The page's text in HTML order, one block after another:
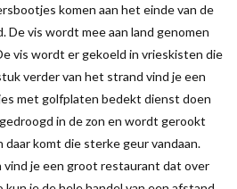
komen aan het einde van de
De vis wordt mee aan land genomen
vis wordt er gekoeld in vrieskisten die
verder van het strand vind je een
met golfplaten bedekt dienst doen
in de zon en wordt gerookt
daar komt die sterke geur vandaan.
vind je een groot restaurant dat over